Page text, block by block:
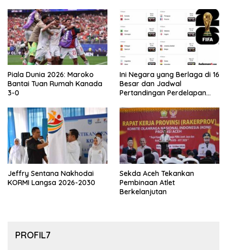
Piala Dunia 2026: Maroko
Bantai Tuan Rumah Kanada
3-0
Ini Negara yang Berlaga di 16
Besar dan Jadwal
Pertandingan Perdelapan
Jeffry Sentana Nakhodai
KORMI Langsa 2026-2030
Sekda Aceh Tekankan
Pembinaan Atlet
Berkelanjutan
PROFIL7